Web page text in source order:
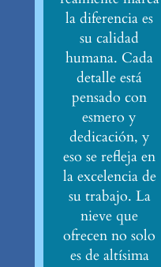
la diferencia es
su calidad
humana. Cada
detalle está
pensado con
esmero y
dedicación, y
eso se refleja en
la excelencia de
su trabajo. La
nieve que
ofrecen no solo
es de altísima